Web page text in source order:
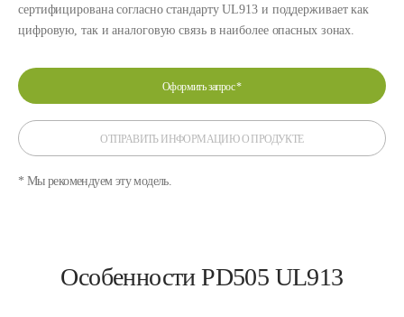
сертифицирована согласно стандарту UL913 и поддерживает как
цифровую, так и аналоговую связь в наиболее опасных зонах.
Оформить запрос*
ОТПРАВИТЬ ИНФОРМАЦИЮ О ПРОДУКТЕ
* Мы рекомендуем эту модель.
Особенности PD505 UL913